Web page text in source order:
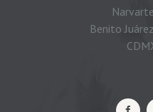
Narvarte,
Benito Juárez,